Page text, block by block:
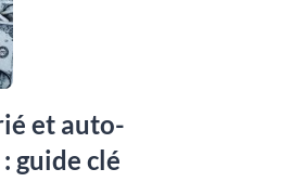
et auto-
guide clé